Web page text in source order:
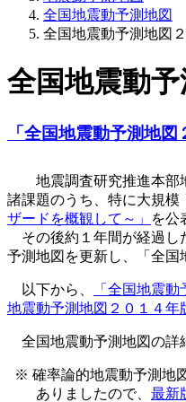
全国地震動予測地図
全国地震動予測地図
全国地震動
「全国地震動予測地
地震調査研究推進本部
諸課題のうち、特に大規模
ザードを概観して～」
を公
その後約１年間が経過し
予測地図を更新し、「全国
以下から、 「全国地震
地震動予測地図２０１４年
全国地震動予測地図の詳
※ 確率論的地震動予測地
ありましたので、 最新